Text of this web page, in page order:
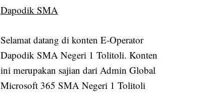
Dapodik SMA
Selamat datang di konten E-Operator
Dapodik SMA Negeri 1 Tolitoli. Konten
ini merupakan sajian dari Admin Global
Microsoft 365 SMA Negeri 1 Tolitoli